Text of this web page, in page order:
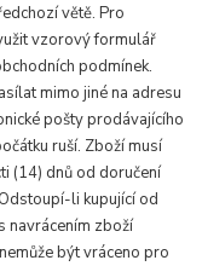
větě. Pro
vzorový formulář
podmínek.
mimo jiné na adresu
pošty prodávajícího
ruší. Zboží musí
(14) dnů od doručení
li kupující od
navrácením zboží
být vráceno pro